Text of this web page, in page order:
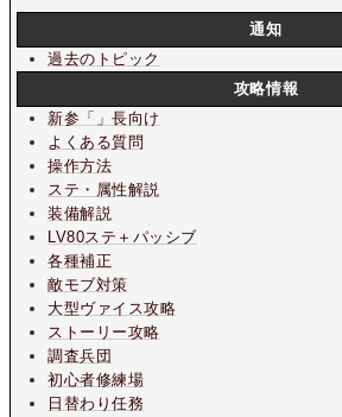
通知
過去のトピック
攻略情報
新参「」長向け
よくある質問
操作方法
ステ・属性解説
装備解説
LV80ステ＋パッシブ
各種補正
敵モブ対策
大型ヴァイス攻略
ストーリー攻略
調査兵団
初心者修練場
日替わり任務